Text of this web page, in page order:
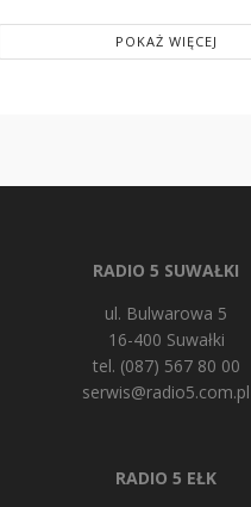
POKAŻ WIĘCEJ
RADIO 5 SUWAŁKI
ul. Bulwarowa 5
16-400 Suwałki
tel. (087) 567 80 00
serwis@radio5.com.pl
RADIO 5 EŁK